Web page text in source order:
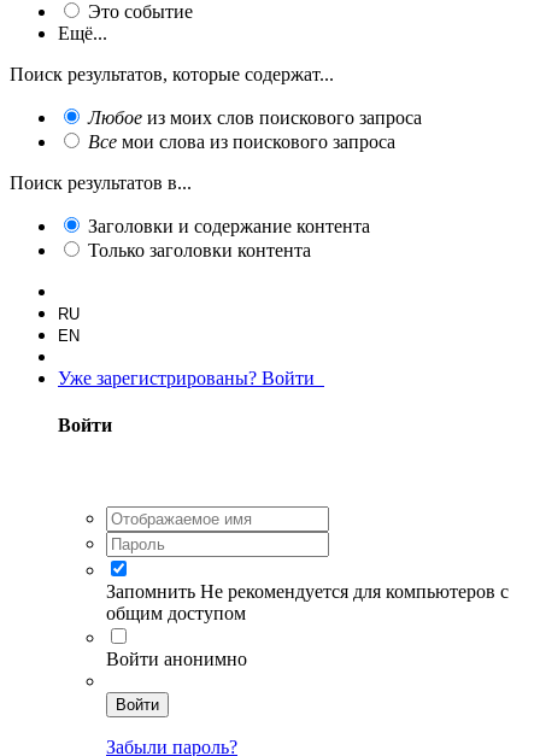
Это событие
Ещё...
Поиск результатов, которые содержат...
Любое из моих слов поискового запроса
Все мои слова из поискового запроса
Поиск результатов в...
Заголовки и содержание контента
Только заголовки контента
RU
EN
Уже зарегистрированы? Войти
Войти
Запомнить Не рекомендуется для компьютеров с
общим доступом
Войти анонимно
Войти
Забыли пароль?